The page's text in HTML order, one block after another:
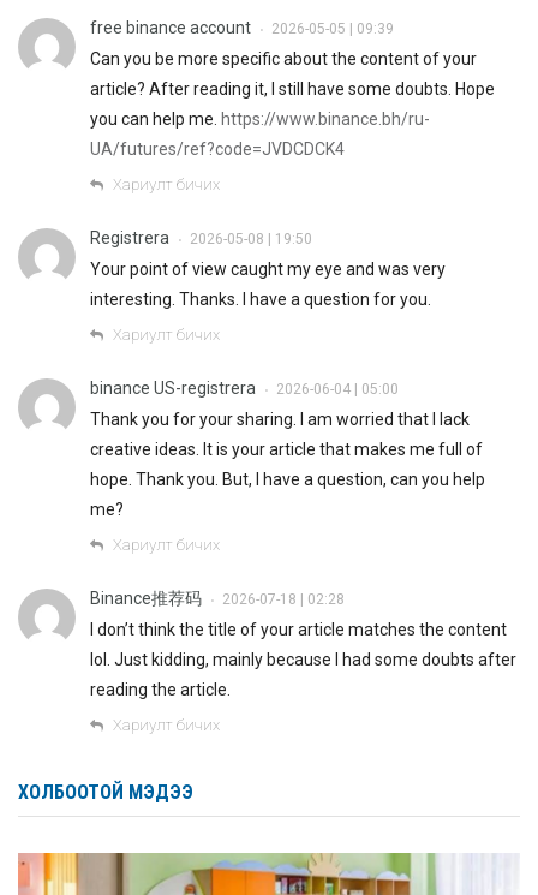
free binance account • 2026-05-05 | 09:39
Can you be more specific about the content of your
article? After reading it, I still have some doubts. Hope
you can help me. https://www.binance.bh/ru-
UA/futures/ref?code=JVDCDCK4
Хариулт бичих
Registrera • 2026-05-08 | 19:50
Your point of view caught my eye and was very
interesting. Thanks. I have a question for you.
Хариулт бичих
binance US-registrera • 2026-06-04 | 05:00
Thank you for your sharing. I am worried that I lack
creative ideas. It is your article that makes me full of
hope. Thank you. But, I have a question, can you help
me?
Хариулт бичих
Binance推荐码 • 2026-07-18 | 02:28
I don’t think the title of your article matches the content
lol. Just kidding, mainly because I had some doubts after
reading the article.
Хариулт бичих
ХОЛБООТОЙ МЭДЭЭ